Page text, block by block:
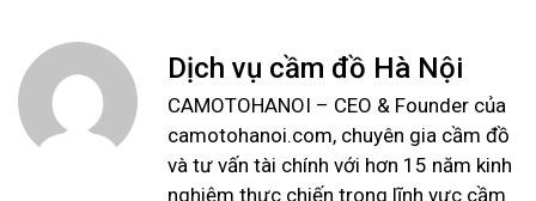
Dịch vụ cầm đồ Hà Nội
CAMOTOHANOI – CEO & Founder của
camotohanoi.com, chuyên gia cầm đồ
và tư vấn tài chính với hơn 15 năm kinh
nghiệm thực chiến trong lĩnh vực cầm